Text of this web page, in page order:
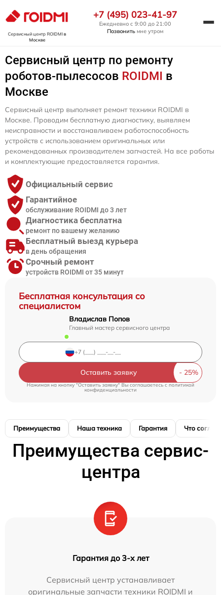
Сервисный центр ROIDMIв
Москве
+7 (495) 023-41-97
Ежедневно с 9:00 до 21:00
Позвонить мне утром
Сервисный центр по ремонту
роботов-пылесосов ROIDMI в
Москве
Бесплатная консультация со
специалистом
Владислав Попов
Главный мастер сервисного центра
Оставить заявку
Нажимая на кнопку "Оставить заявку" Вы соглашаетесь cполитикой
конфиденциальности
Сервисный центр выполняет ремонт техники ROIDMI в
Москве. Проводим бесплатную диагностику, выявляем
неисправности и восстанавливаем работоспособность
устройств с использованием оригинальных или
рекомендованных производителем запчастей. На все работы
и комплектующие предоставляется гарантия.
Официальный сервис
Гарантийное
обслуживание ROIDMI до 3 лет
Диагностика бесплатна
ремонт по вашему желанию
Бесплатный выезд курьера
в день обращения
Срочный ремонт
устройств ROIDMI от 35 минут
Преимущества Наша техника Гарантия Что
Преимущества сервис-
центра
Гарантия до 3-х лет
Сервисный центр устанавливает
оригинальные запчасти техники ROIDMI и